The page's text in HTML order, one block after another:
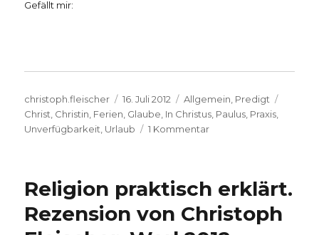
Gefällt mir:
Autor
christoph.fleischer
Veröffentlicht
am
16. Juli 2012 Kategorien
Allgemein, Predigt
Christ, Christin, Ferien, Glaube, In Christus, Paulus, Praxis,
Unverfügbarkeit, Urlaub 1 Kommentarzu
Paradies“
Philipper
Religion praktisch erklärt.
Rezension von Christoph